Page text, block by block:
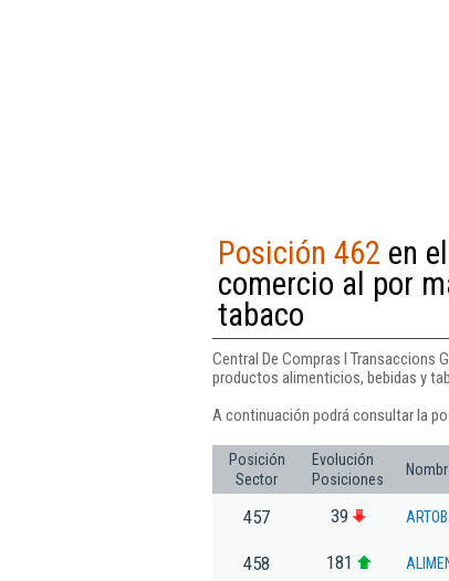
Posición 462 en
comercio al por
tabaco
Central De Compras I Transaccions
productos alimenticios, bebidas y
A continuación podrá consultar la
Posición
Sector
Evolución
Posiciones
457 39
458 181